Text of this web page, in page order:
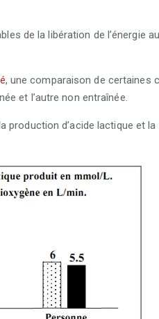
de la libération de l’énergie
, une comparaison de certaines
et l’autre non entraînée.
d’acide lactique et